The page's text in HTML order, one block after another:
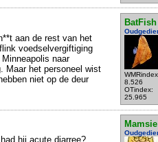
BatFish
8.526
OTindex:
25.965
aan de rest van het
voedselvergiftiging
naar
Maar het personeel wist
niet op de deur
Mamsie
hij acute diarree?